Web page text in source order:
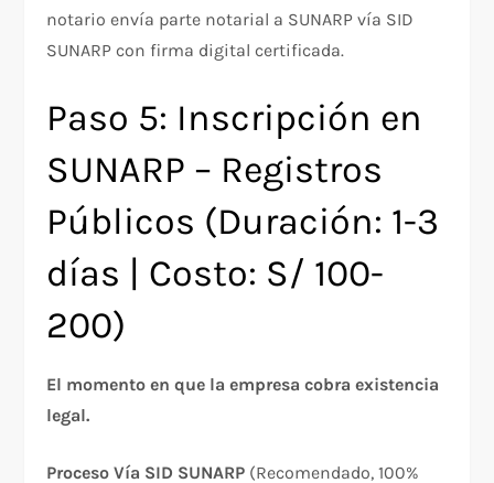
notario envía parte notarial a SUNARP vía SID
SUNARP con firma digital certificada.
Paso 5: Inscripción en
SUNARP – Registros
Públicos (Duración: 1-3
días | Costo: S/ 100-
200)
El momento en que la empresa cobra existencia
legal.
Proceso Vía SID SUNARP (Recomendado, 100%